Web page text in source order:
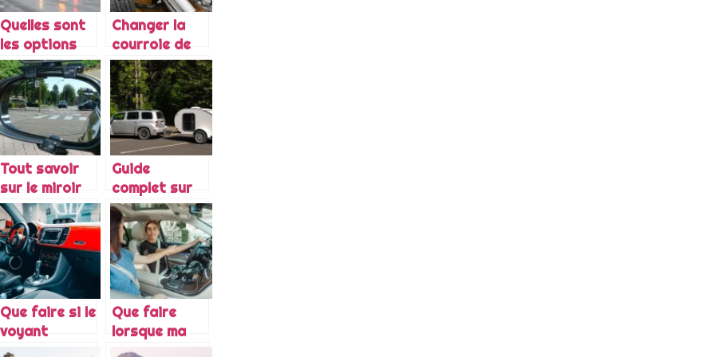
Quelles sont
les options
indispensables
à souscrire
dans son
assurance
auto ?
Changer la
courroie de
distribution
de votre
Renault Clio 2
Tout savoir
sur le miroir
d’angle mort
Guide
complet sur
l’achat d’un
retroviseur
pour
caravane
Que faire si le
voyant
triangle reste
Que faire
lorsque ma
voiture